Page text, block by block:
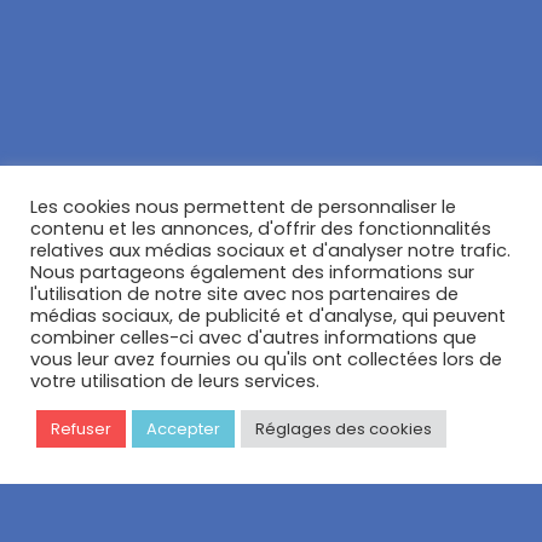
Réservez votre appel découverte
Informations légales
Politique de confidentialité
Les cookies nous permettent de personnaliser le
contenu et les annonces, d'offrir des fonctionnalités
relatives aux médias sociaux et d'analyser notre trafic.
Nous partageons également des informations sur
l'utilisation de notre site avec nos partenaires de
médias sociaux, de publicité et d'analyse, qui peuvent
combiner celles-ci avec d'autres informations que
vous leur avez fournies ou qu'ils ont collectées lors de
votre utilisation de leurs services.
Refuser Accepter Réglages des cookies